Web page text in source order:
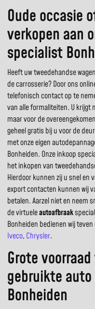
Oude occasie
verkopen aan
specialist
Heeft uw tweedehandse
de carrosserie? Door ons
telefonisch contact op te
van alle formaliteiten. U krijgt
maar voor de
geheel gratis bij u voor de
met onze eigen
Bonheiden. Onze inkoop
het inkopen van
Hierdoor kunnen zij u snel en
export contacten kunnen wij
betalen. Aarzel niet en neem
de virtueleautoafbraak
Bonheiden bedienen wij
Iveco, Chrysler.
Grote
gebruikte
Bonheiden